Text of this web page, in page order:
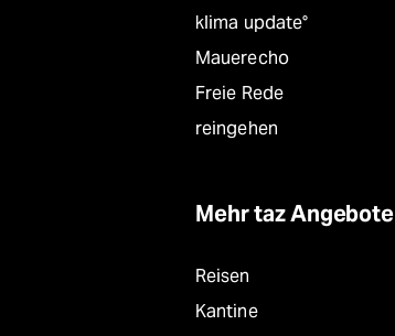
klima update°
Mauerecho
Freie Rede
reingehen
Mehr taz Angebote
Reisen
Kantine